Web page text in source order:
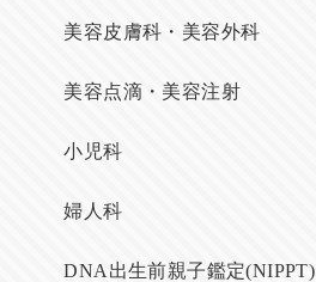
美容皮膚科・美容外科
美容点滴・美容注射
小児科
婦人科
DNA出生前親子鑑定(NIPPT)